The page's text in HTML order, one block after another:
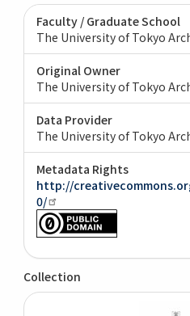
Faculty / Graduate School
The University of Tokyo
Original Owner
The University of Tokyo
Data Provider
The University of Tokyo
Metadata Rights
http://
0/
Collection